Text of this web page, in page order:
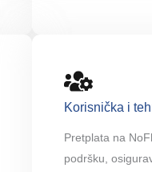
Korisnička i
Pretplata na
podršku,